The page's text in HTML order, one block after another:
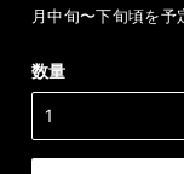
月中旬〜下旬頃を予
数量